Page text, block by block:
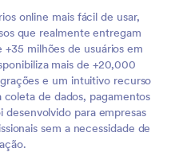
online mais fácil de usar,
que realmente entregam
milhões de usuários em
mais de +20,000
e um intuitivo recurso
de dados, pagamentos
para empresas
sem a necessidade de